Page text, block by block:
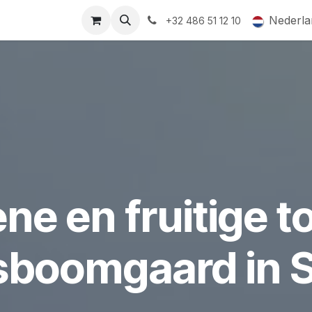
QR-labels Leifruit Subsidiedossiers
+32 486 51 12 10
en fruitige
in